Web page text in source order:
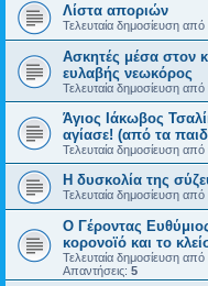
Λίστα αποριών
Τελευταία δημοσίευση από
Ασκητές μέσα στον
ευλαβής νεωκόρος
Τελευταία δημοσίευση από
Άγιος Ιάκωβος
αγίασε! (από τα
Τελευταία δημοσίευση από
Η δυσκολία της
Τελευταία δημοσίευση από
Ο Γέροντας
κορονοϊό και το
Τελευταία δημοσίευση από
Απαντήσεις: 5